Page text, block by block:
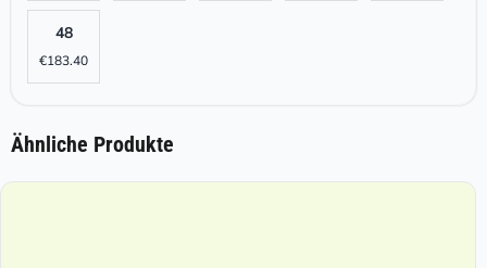
48
€183.40
Ähnliche Produkte